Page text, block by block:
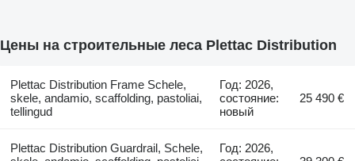
Цены на строительные леса Plettac Distribution
Plettac Distribution Frame Schele,
skele, andamio, scaffolding, pastoliai,
tellingud
Год: 2026,
состояние:
новый
25 490 €
Plettac Distribution Guardrail, Schele,
Год: 2026,